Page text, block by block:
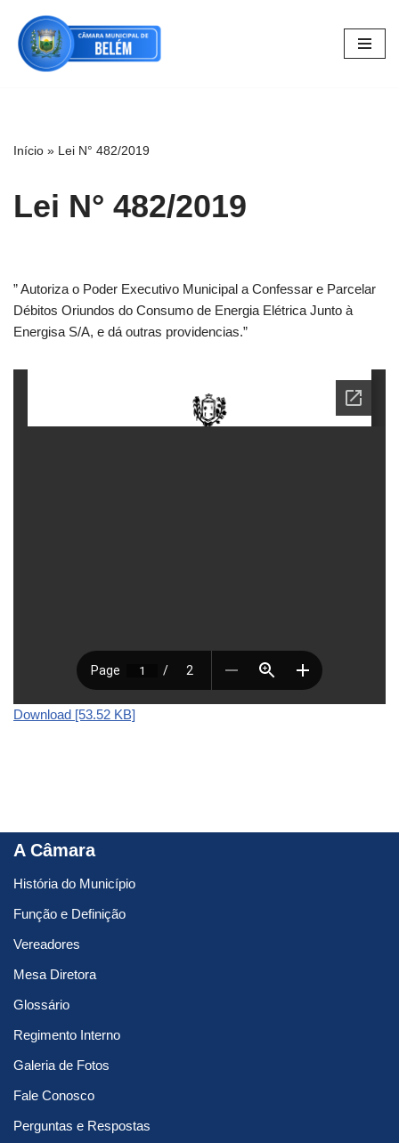
Pular
para
Início » Lei N° 482/2019
Lei N° 482/2019
” Autoriza o Poder Executivo Municipal a Confessar e Parcelar
Débitos Oriundos do Consumo de Energia Elétrica Junto à
Energisa S/A, e dá outras providencias.”
Download [53.52 KB]
A Câmara
História do Município
Função e Definição
Vereadores
Mesa Diretora
Glossário
Regimento Interno
Galeria de Fotos
Fale Conosco
Perguntas e Respostas